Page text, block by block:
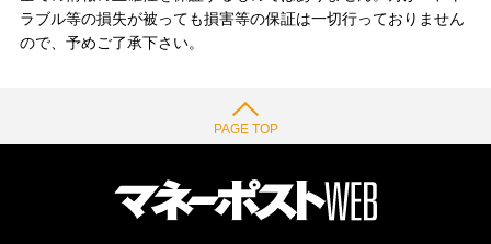
ラブル等の損失が被っても損害等の保証は一切行っておりません
ので、予めご了承下さい。
PAGE TOP